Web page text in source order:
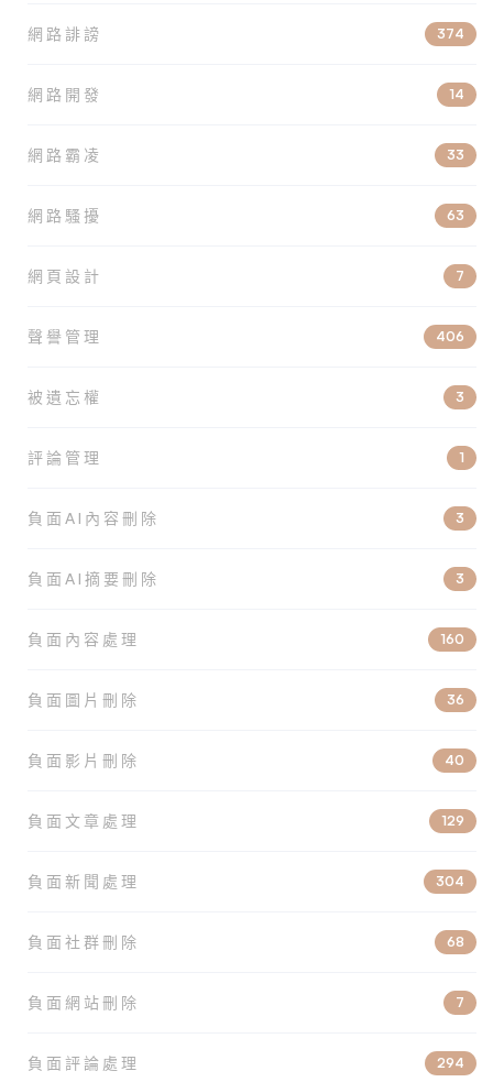
網路誹謗 374
網路開發 14
網路霸凌 33
網路騷擾 63
網頁設計 7
聲譽管理 406
被遺忘權 3
評論管理 1
負面AI內容刪除 3
負面AI摘要刪除 3
負面內容處理 160
負面圖片刪除 36
負面影片刪除 40
負面文章處理 129
負面新聞處理 304
負面社群刪除 68
負面網站刪除 7
負面評論處理 294